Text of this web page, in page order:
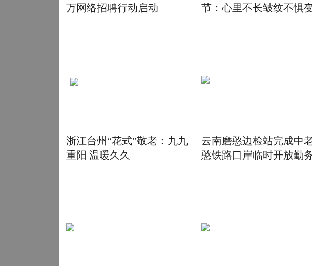
万网络招聘行动启动
节：心里不长皱纹不惧
浙江台州“花式”敬老：九九
重阳 温暖久久
云南磨憨边检站完成中
憨铁路口岸临时开放勤